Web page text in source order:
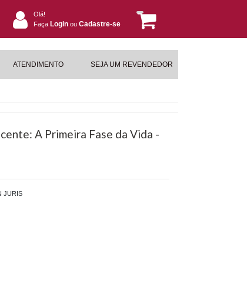
Olá!
Faça Login ou Cadastre-se
ATENDIMENTO SEJA UM REVENDEDOR
A Primeira Fase da Vida -
JURIS